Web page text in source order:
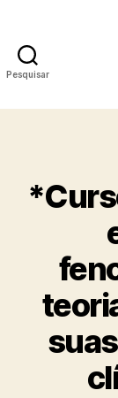
Pesquisar